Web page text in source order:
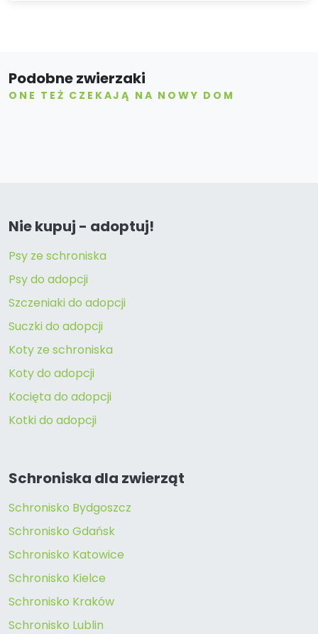
Podobne zwierzaki
ONE TEŻ CZEKAJĄ NA NOWY DOM
Nie kupuj - adoptuj!
Psy ze schroniska
Psy do adopcji
Szczeniaki do adopcji
Suczki do adopcji
Koty ze schroniska
Koty do adopcji
Kocięta do adopcji
Kotki do adopcji
Schroniska dla zwierząt
Schronisko Bydgoszcz
Schronisko Gdańsk
Schronisko Katowice
Schronisko Kielce
Schronisko Kraków
Schronisko Lublin